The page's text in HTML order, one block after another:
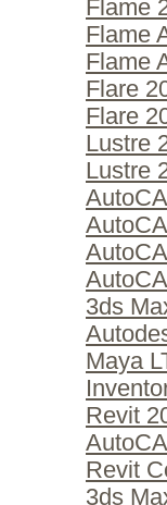
Flame
Flame
Flame
Flare
Flare
Lustre
Lustre
3ds
Maya
Revit
Revit
3ds